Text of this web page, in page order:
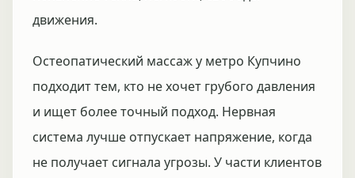
движения.
Остеопатический массаж у метро Купчино
подходит тем, кто не хочет грубого давления
и ищет более точный подход. Нервная
система лучше отпускает напряжение, когда
не получает сигнала угрозы. У части клиентов